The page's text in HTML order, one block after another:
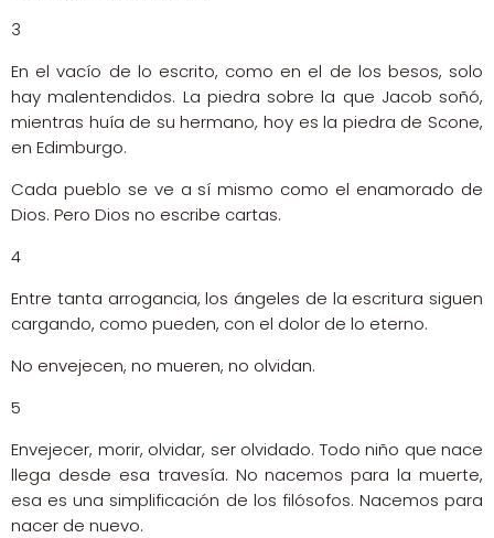
3
En el vacío de lo escrito, como en el de los besos, solo
hay malentendidos. La piedra sobre la que Jacob soñó,
mientras huía de su hermano, hoy es la piedra de Scone,
en Edimburgo.
Cada pueblo se ve a sí mismo como el enamorado de
Dios. Pero Dios no escribe cartas.
4
Entre tanta arrogancia, los ángeles de la escritura siguen
cargando, como pueden, con el dolor de lo eterno.
No envejecen, no mueren, no olvidan.
5
Envejecer, morir, olvidar, ser olvidado. Todo niño que nace
llega desde esa travesía. No nacemos para la muerte,
esa es una simplificación de los filósofos. Nacemos para
nacer de nuevo.